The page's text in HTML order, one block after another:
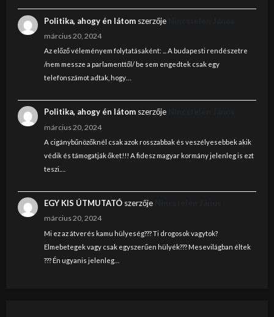
Politika, ahogy én látomszerzője
március 20, 2024
Az előző véleményem folytatásaként: ... A budapesti rendészetre
/nem messze a parlamenttől/ be sem engedtek csak egy
telefonszámot adtak, hogy…
Politika, ahogy én látomszerzője
március 20, 2024
A cigánybűnözőknél csak azok rosszabbak és veszélyesebbek akik
védik és támogatják őket!!! A fidesz magyar kormány jelenleg is ezt
teszi.…
EGY KIS ÚTMUTATÓszerzője
március 20, 2024
Mi ez az átverés kamu hülyeség??? Ti drogosok vagytok?
Elmebetegek vagy csak egyszerűen hülyék??? Mesevilágban éltek
??? Én ugyanis jelenleg…